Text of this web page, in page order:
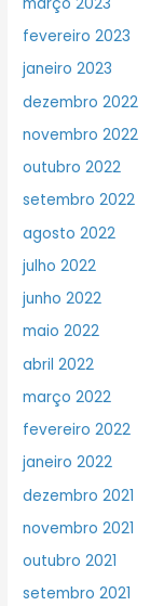
fevereiro 2023
janeiro 2023
dezembro 2022
novembro 2022
outubro 2022
setembro 2022
agosto 2022
julho 2022
junho 2022
maio 2022
abril 2022
março 2022
fevereiro 2022
janeiro 2022
dezembro 2021
novembro 2021
outubro 2021
setembro 2021